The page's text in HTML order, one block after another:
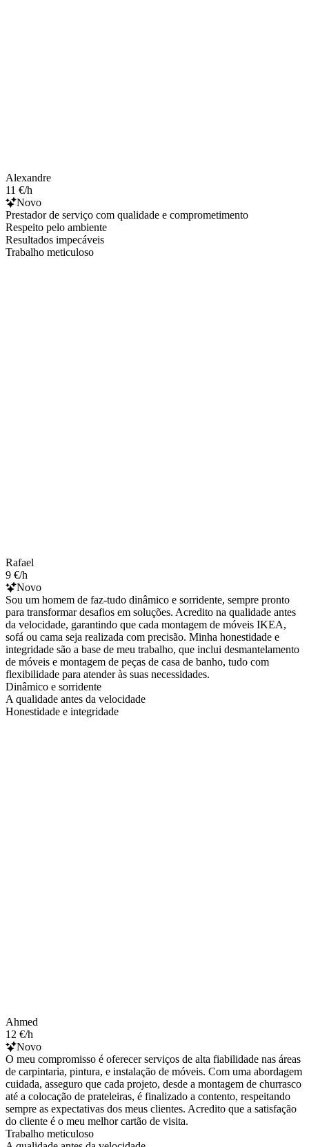
Alexandre
11 €/h
Novo
Prestador de serviço com qualidade e comprometimento
Respeito pelo ambiente
Resultados impecáveis
Trabalho meticuloso
Rafael
9 €/h
Novo
Sou um homem de faz-tudo dinâmico e sorridente, sempre pronto
para transformar desafios em soluções. Acredito na qualidade antes
da velocidade, garantindo que cada montagem de móveis IKEA,
sofá ou cama seja realizada com precisão. Minha honestidade e
integridade são a base de meu trabalho, que inclui desmantelamento
de móveis e montagem de peças de casa de banho, tudo com
flexibilidade para atender às suas necessidades.
Dinâmico e sorridente
A qualidade antes da velocidade
Honestidade e integridade
Ahmed
12 €/h
Novo
O meu compromisso é oferecer serviços de alta fiabilidade nas áreas
de carpintaria, pintura, e instalação de móveis. Com uma abordagem
cuidada, asseguro que cada projeto, desde a montagem de churrasco
até a colocação de prateleiras, é finalizado a contento, respeitando
sempre as expectativas dos meus clientes. Acredito que a satisfação
do cliente é o meu melhor cartão de visita.
Trabalho meticuloso